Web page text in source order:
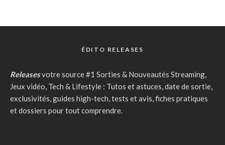
ÉDITO RELEASES
Releasesvotre source #1 Sorties & Nouveautés Streaming,
Jeux vidéo, Tech & Lifestyle : Tutos et astuces, date de sortie,
exclusivités, guides high-tech, tests et avis, fiches pratiques
et dossiers pour tout comprendre.